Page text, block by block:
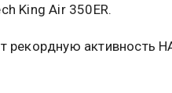
King Air 350ER.
рекордную активность